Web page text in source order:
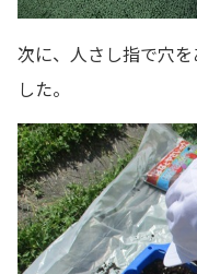
次に、人さし指で穴
した。